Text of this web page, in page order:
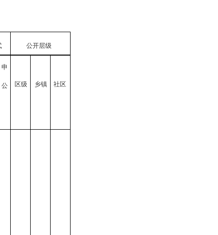
公开层级
区级 乡镇 社区